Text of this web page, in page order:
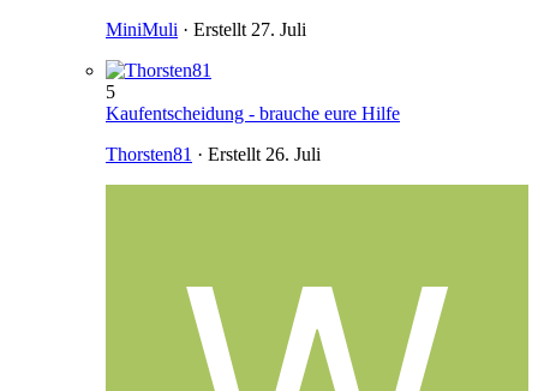
MiniMuli · Erstellt 27. Juli
5
Kaufentscheidung - brauche eure Hilfe
Thorsten81 · Erstellt 26. Juli